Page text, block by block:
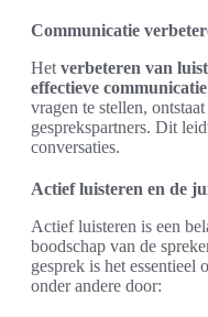
Communicatie
Het verbeteren van
effectieve communicatie
vragen te stellen,
gesprekspartners. Dit
conversaties.
Actief luisteren en de
Actief luisteren is een
boodschap van de
gesprek is het essentieel
onder andere door: